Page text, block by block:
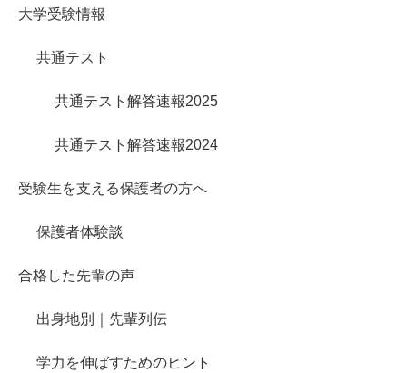
大学受験情報
共通テスト
共通テスト解答速報2025
共通テスト解答速報2024
受験生を支える保護者の方へ
保護者体験談
合格した先輩の声
出身地別｜先輩列伝
学力を伸ばすためのヒント